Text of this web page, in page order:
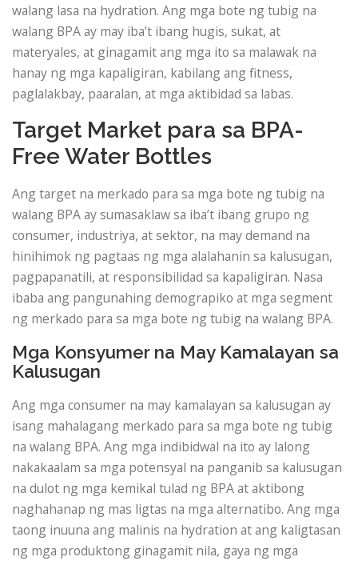
walang lasa na hydration. Ang mga bote ng tubig na
walang BPA ay may iba’t ibang hugis, sukat, at
materyales, at ginagamit ang mga ito sa malawak na
hanay ng mga kapaligiran, kabilang ang fitness,
paglalakbay, paaralan, at mga aktibidad sa labas.
Target Market para sa BPA-
Free Water Bottles
Ang target na merkado para sa mga bote ng tubig na
walang BPA ay sumasaklaw sa iba’t ibang grupo ng
consumer, industriya, at sektor, na may demand na
hinihimok ng pagtaas ng mga alalahanin sa kalusugan,
pagpapanatili, at responsibilidad sa kapaligiran. Nasa
ibaba ang pangunahing demograpiko at mga segment
ng merkado para sa mga bote ng tubig na walang BPA.
Mga Konsyumer na May Kamalayan sa
Kalusugan
Ang mga consumer na may kamalayan sa kalusugan ay
isang mahalagang merkado para sa mga bote ng tubig
na walang BPA. Ang mga indibidwal na ito ay lalong
nakakaalam sa mga potensyal na panganib sa kalusugan
na dulot ng mga kemikal tulad ng BPA at aktibong
naghahanap ng mas ligtas na mga alternatibo. Ang mga
taong inuuna ang malinis na hydration at ang kaligtasan
ng mga produktong ginagamit nila, gaya ng mga